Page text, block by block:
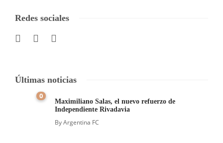
Redes sociales
Últimas noticias
0
Maximiliano Salas, el nuevo refuerzo de
Independiente Rivadavia
ByArgentina FC